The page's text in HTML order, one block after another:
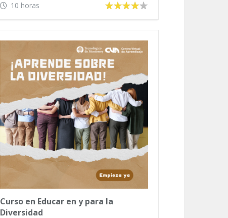
10 horas
Curso en Educar en y para la
Diversidad